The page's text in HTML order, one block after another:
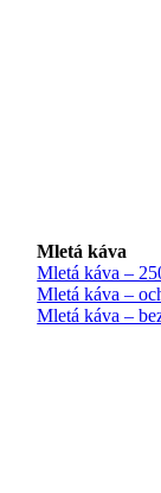
Mletá káva
Mletá káva –
Mletá káva –
Mletá káva –